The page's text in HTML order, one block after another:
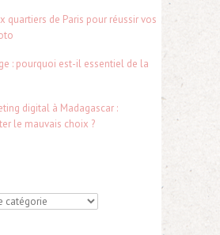
quartiers de Paris pour réussir vos
: pourquoi est-il essentiel de la
digital à Madagascar :
le mauvais choix ?